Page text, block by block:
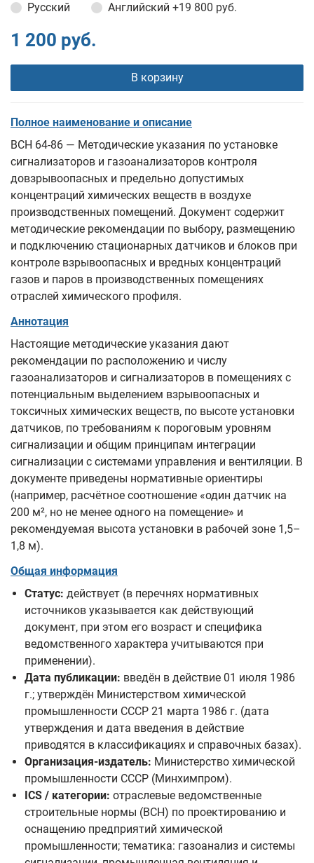
Русский
Английский +19 800 руб.
1 200 руб.
В корзину
Полное наименование и описание
ВСН 64-86 — Методические указания по установке
сигнализаторов и газоанализаторов контроля
довзрывоопасных и предельно допустимых
концентраций химических веществ в воздухе
производственных помещений. Документ содержит
методические рекомендации по выбору, размещению
и подключению стационарных датчиков и блоков при
контроле взрывоопасных и вредных концентраций
газов и паров в производственных помещениях
отраслей химического профиля.
Аннотация
Настоящие методические указания дают
рекомендации по расположению и числу
газоанализаторов и сигнализаторов в помещениях с
потенциальным выделением взрывоопасных и
токсичных химических веществ, по высоте установки
датчиков, по требованиям к пороговым уровням
сигнализации и общим принципам интеграции
сигнализации с системами управления и вентиляции. В
документе приведены нормативные ориентиры
(например, расчётное соотношение «один датчик на
200 м², но не менее одного на помещение» и
рекомендуемая высота установки в рабочей зоне 1,5–
1,8 м).
Общая информация
Статус: действует (в перечнях нормативных
источников указывается как действующий
документ, при этом его возраст и специфика
ведомственного характера учитываются при
применении).
Дата публикации: введён в действие 01 июля 1986
г.; утверждён Министерством химической
промышленности СССР 21 марта 1986 г. (дата
утверждения и дата введения в действие
приводятся в классификациях и справочных базах).
Организация-издатель: Министерство химической
промышленности СССР (Минхимпром).
ICS / категории: отраслевые ведомственные
строительные нормы (ВСН) по проектированию и
оснащению предприятий химической
промышленности; тематика: газоанализ и системы